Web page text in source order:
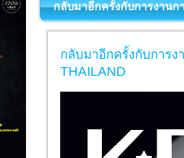
กลับมาอีกครั้งกับการงานก
กลับมาอีกครั้งกับการ
THAILAND